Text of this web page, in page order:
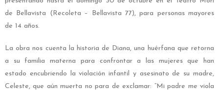
de Bellavista (Recoleta – Bellavista 77), para personas mayores
de 14 años.
La obra nos cuenta la historia de Diana, una huérfana que retorna
a su familia materna para confrontar a las mujeres que han
estado encubriendo la violación infantil y asesinato de su madre,
Celeste, que aún muerta no para de exclamar: “Mi padre me viola